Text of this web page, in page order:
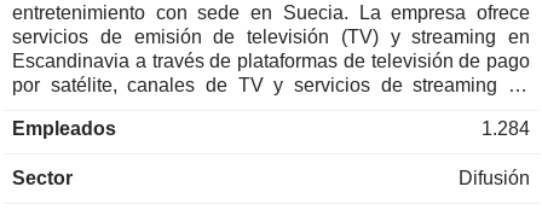
entretenimiento con sede en Suecia. La empresa ofrece
servicios de emisión de televisión (TV) y streaming en
Escandinavia a través de plataformas de televisión de pago
por satélite, canales de TV y servicios de streaming de
radio comerciales y un paquete de TV. La empresa también
largometrajes y contenidos de marca y gestiona el talento
Empleados 1.284
Sector Difusión